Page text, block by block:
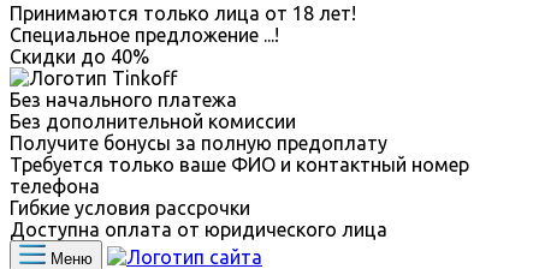
Принимаются только лица от 18 лет!
Специальное предложение
!
Скидки до 40%
Без начального платежа
Без дополнительной комиссии
Получите бонусы за полную предоплату
Требуется только ваше ФИО и контактный номер
телефона
Гибкие условия рассрочки
Доступна оплата от юридического лица
Меню